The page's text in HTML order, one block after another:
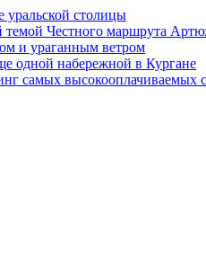
уральской столицы
темой Честного маршрута
и ураганным ветром
одной набережной в Кургане
самых высокооплачиваемых